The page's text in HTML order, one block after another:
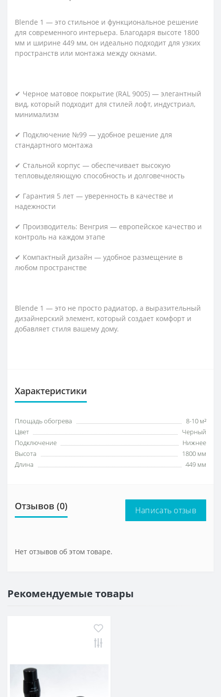
Blende 1 — это стильное и функциональное решение
для современного интерьера. Благодаря высоте 1800
мм и ширине 449 мм, он идеально подходит для узких
пространств или монтажа между окнами.
✔ Черное матовое покрытие (RAL 9005) — элегантный
вид, который подходит для стилей лофт, индустриал,
минимализм
✔ Подключение №99 — удобное решение для
стандартного монтажа
✔ Стальной корпус — обеспечивает высокую
тепловыделяющую способность и долговечность
✔ Гарантия 5 лет — уверенность в качестве и
надежности
✔ Производитель: Венгрия — европейское качество и
контроль на каждом этапе
✔ Компактный дизайн — удобное размещение в
любом пространстве
Blende 1 — это не просто радиатор, а выразительный
дизайнерский элемент, который создает комфорт и
добавляет стиля вашему дому.
Характеристики
Площадь обогрева
8-10 м²
Цвет
Черный
Подключение
Нижнее
Высота
1800 мм
Длина
449 мм
Отзывов (0) Написать отзыв
Нет отзывов об этом товаре.
Рекомендуемые товары